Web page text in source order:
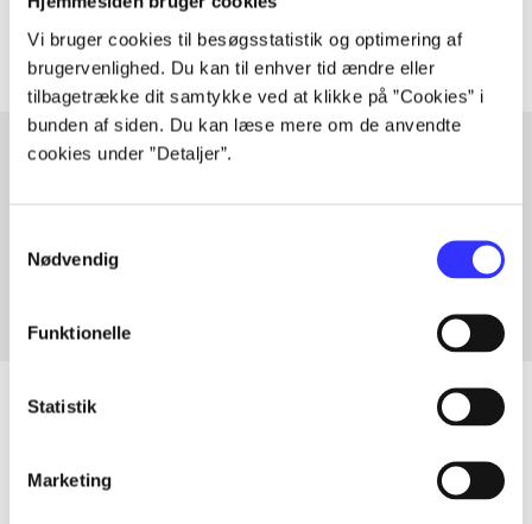
Vi bruger cookies til besøgsstatistik og optimering af
brugervenlighed. Du kan til enhver tid ændre eller
tilbagetrække dit samtykke ved at klikke på ”Cookies” i
bunden af siden. Du kan læse mere om de anvendte
cookies under ”Detaljer”.
Nødvendig
Funktionelle
Statistik
Marketing
Artikler